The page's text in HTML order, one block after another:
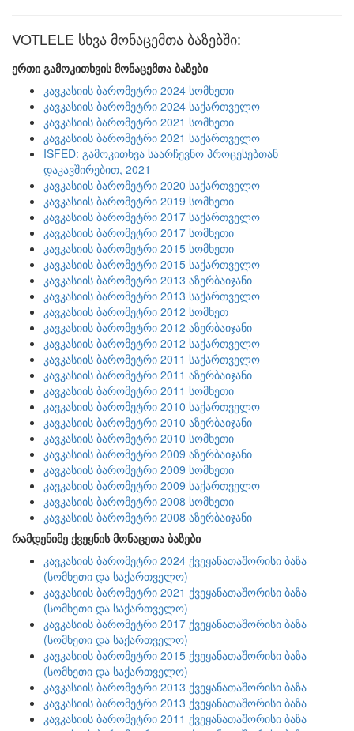
VOTLELE სხვა მონაცემთა ბაზებში:
ერთი გამოკითხვის მონაცემთა ბაზები
კავკასიის ბარომეტრი 2024 სომხეთი
კავკასიის ბარომეტრი 2024 საქართველო
კავკასიის ბარომეტრი 2021 სომხეთი
კავკასიის ბარომეტრი 2021 საქართველო
ISFED: გამოკითხვა საარჩევნო პროცესებთან
დაკავშირებით, 2021
კავკასიის ბარომეტრი 2020 საქართველო
კავკასიის ბარომეტრი 2019 სომხეთი
კავკასიის ბარომეტრი 2017 საქართველო
კავკასიის ბარომეტრი 2017 სომხეთი
კავკასიის ბარომეტრი 2015 სომხეთი
კავკასიის ბარომეტრი 2015 საქართველო
კავკასიის ბარომეტრი 2013 აზერბაიჯანი
კავკასიის ბარომეტრი 2013 საქართველო
კავკასიის ბარომეტრი 2012 სომხეთ
კავკასიის ბარომეტრი 2012 აზერბაიჯანი
კავკასიის ბარომეტრი 2012 საქართველო
კავკასიის ბარომეტრი 2011 საქართველო
კავკასიის ბარომეტრი 2011 აზერბაიჯანი
კავკასიის ბარომეტრი 2011 სომხეთი
კავკასიის ბარომეტრი 2010 საქართველო
კავკასიის ბარომეტრი 2010 აზერბაიჯანი
კავკასიის ბარომეტრი 2010 სომხეთი
კავკასიის ბარომეტრი 2009 აზერბაიჯანი
კავკასიის ბარომეტრი 2009 სომხეთი
კავკასიის ბარომეტრი 2009 საქართველო
კავკასიის ბარომეტრი 2008 სომხეთი
კავკასიის ბარომეტრი 2008 აზერბაიჯანი
რამდენიმე ქვეყნის მონაცეთა ბაზები
კავკასიის ბარომეტრი 2024 ქვეყანათაშორისი ბაზა
(სომხეთი და საქართველო)
კავკასიის ბარომეტრი 2021 ქვეყანათაშორისი ბაზა
(სომხეთი და საქართველო)
კავკასიის ბარომეტრი 2017 ქვეყანათაშორისი ბაზა
(სომხეთი და საქართველო)
კავკასიის ბარომეტრი 2015 ქვეყანათაშორისი ბაზა
(სომხეთი და საქართველო)
კავკასიის ბარომეტრი 2013 ქვეყანათაშორისი ბაზა
კავკასიის ბარომეტრი 2013 ქვეყანათაშორისი ბაზა
კავკასიის ბარომეტრი 2011 ქვეყანათაშორისი ბაზა